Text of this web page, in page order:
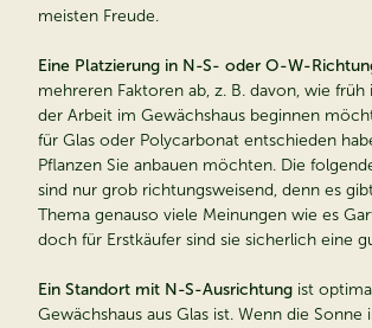
meisten Freude.
Eine Platzierung in N-S- oder O-W-
mehreren Faktoren ab, z. B. davon, wie
der Arbeit im Gewächshaus beginnen
für Glas oder Polycarbonat entschieden
Pflanzen Sie anbauen möchten. Die
sind nur grob richtungsweisend, denn es
Thema genauso viele Meinungen wie es
doch für Erstkäufer sind sie sicherlich eine
Ein Standort mit N-S-Ausrichtung ist
Gewächshaus aus Glas ist. Wenn die Sonne